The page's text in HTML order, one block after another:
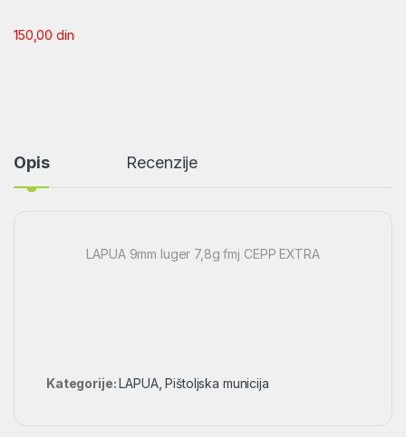
150,00din
Opis Recenzije
LAPUA 9mm luger 7,8g fmj CEPP EXTRA
Kategorije:LAPUA,Pištoljska municija